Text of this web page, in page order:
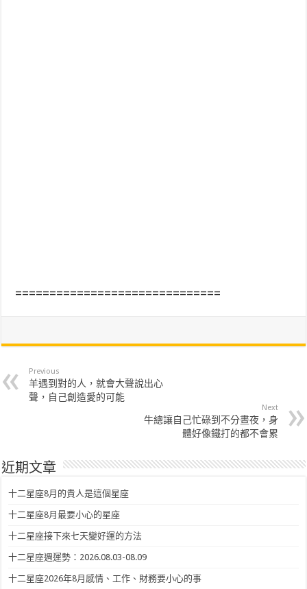
==============================
Previous
羊遇到對的人，就會大聲說出心
聲，自己創造愛的可能
Next
牛總讓自己忙碌到不分晝夜，身
體好像鐵打的都不會累
近期文章
十二星座8月的貴人是這個星座
十二星座8月最要小心的星座
十二星座接下來七天變好運的方法
十二星座週運勢：2026.08.03-08.09
十二星座2026年8月感情、工作、財務要小心的事